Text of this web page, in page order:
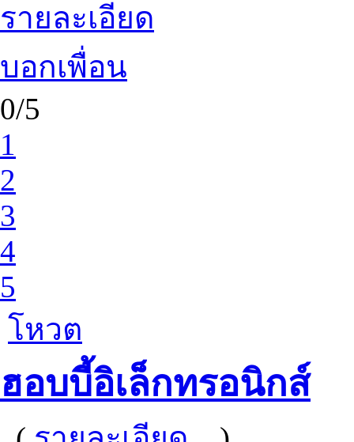
รายละเอียด
บอกเพื่อน
0/5
1
2
3
4
5
โหวต
ฮอบบี้อิเล็กทรอนิกส์